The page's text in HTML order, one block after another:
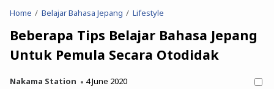
Home Belajar Bahasa Jepang Lifestyle
Beberapa Tips Belajar Bahasa Jepang
Untuk Pemula Secara Otodidak
Nakama Station 4 June 2020